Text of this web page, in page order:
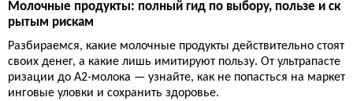
Молочные продукты: полный гид по выбору, пользе и ск
рытым рискам
Разбираемся, какие молочные продукты действительно стоят
своих денег, а какие лишь имитируют пользу. От ультрапасте
ризации до А2-молока — узнайте, как не попасться на маркет
инговые уловки и сохранить здоровье.